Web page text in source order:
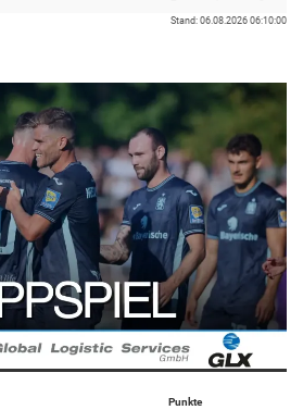
Stand: 06.08.2026 06:10:00
Punkte